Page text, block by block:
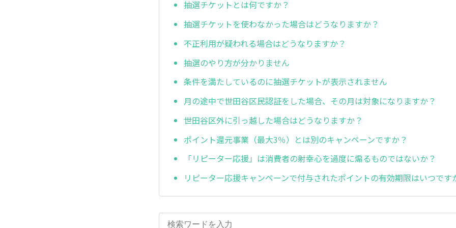
抽選チケットとは何ですか？
抽選チケットを使わなかった場合はどうなりますか？
不正利用が疑われる場合はどうなりますか？
抽選のやり方が分かりません
条件を満たしているのに抽選チケットが表示されません
月の途中で世田谷区民認証をした場合、その月は対象になりますか？
世田谷区外に引っ越した場合はどうなりますか？
ポイント還元事業（最大3％）とは別のキャンペーンですか？
「リピーター応援」は消費者の射幸心を過度に煽るものではないか？
リピーター応援キャンペーンで付与されたポイントの有効期限はいつです